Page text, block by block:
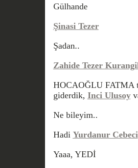
Gülhande
Şinasi Tezer
Şadan..
Zahide Tezer
HOCAOĞLU FATMA
giderdik, Inci Ulusoy
Ne bileyim..
Hadi Yurdanur Cebeci
Yaaa, YEDİ